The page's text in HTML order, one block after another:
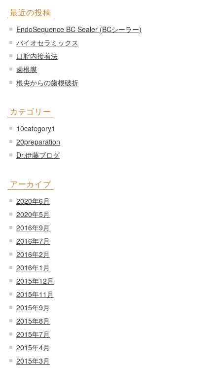
最近の投稿
EndoSequence BC Sealer (BCシーラー)
バイオセラミックス
口腔内接着法
歯根膜
根尖からの歯根破折
カテゴリー
10category1
20preparation
Dr.伊藤ブログ
アーカイブ
2020年6月
2020年5月
2016年9月
2016年7月
2016年2月
2016年1月
2015年12月
2015年11月
2015年9月
2015年8月
2015年7月
2015年4月
2015年3月